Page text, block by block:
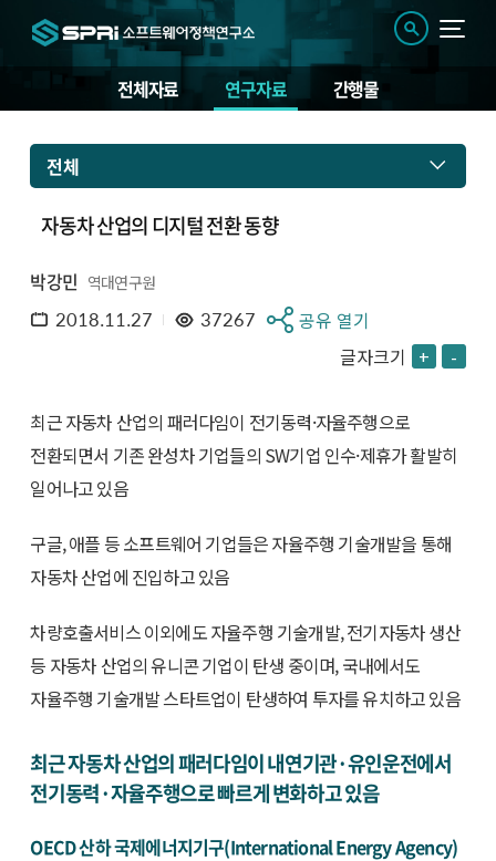
전체자료 연구자료 간행물
전체
자동차 산업의 디지털 전환 동향
박강민 역대연구원
2018.11.27 37267
공유 열기
글자크기 + -
최근 자동차 산업의 패러다임이 전기동력·자율주행으로
전환되면서 기존 완성차 기업들의 SW기업 인수·제휴가 활발히
일어나고 있음
구글, 애플 등 소프트웨어 기업들은 자율주행 기술개발을 통해
자동차 산업에 진입하고 있음
차량호출서비스 이외에도 자율주행 기술개발, 전기자동차 생산
등 자동차 산업의 유니콘 기업이 탄생 중이며, 국내에서도
자율주행 기술개발 스타트업이 탄생하여 투자를 유치하고 있음
최근 자동차 산업의 패러다임이 내연기관·유인운전에서
전기동력·자율주행으로 빠르게 변화하고 있음
OECD 산하 국제에너지기구(International Energy Agency)